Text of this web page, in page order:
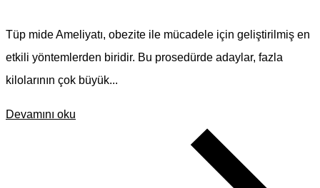
Tüp mide Ameliyatı, obezite ile mücadele için geliştirilmiş en
etkili yöntemlerden biridir. Bu prosedürde adaylar, fazla
kilolarının çok büyük...
Devamını oku